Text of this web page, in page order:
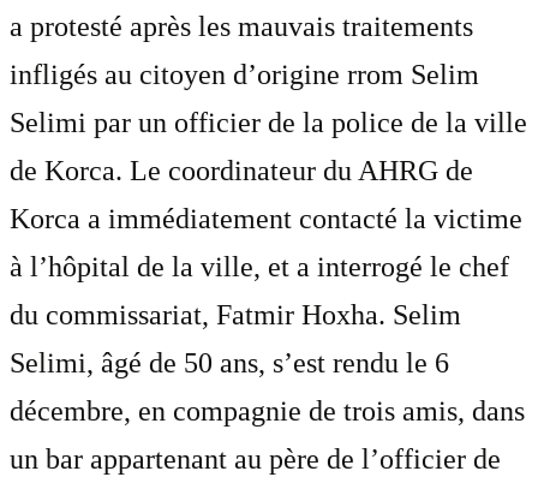
a protesté après les mauvais traitements
infligés au citoyen d’origine rrom Selim
Selimi par un officier de la police de la ville
de Korca. Le coordinateur du AHRG de
Korca a immédiatement contacté la victime
à l’hôpital de la ville, et a interrogé le chef
du commissariat, Fatmir Hoxha. Selim
Selimi, âgé de 50 ans, s’est rendu le 6
décembre, en compagnie de trois amis, dans
un bar appartenant au père de l’officier de